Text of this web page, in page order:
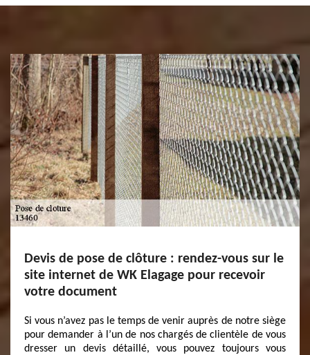
Devis de pose de clôture : rendez-vous sur le
site internet de WK Elagage pour recevoir
votre document
Si vous n’avez pas le temps de venir auprès de notre siège
pour demander à l’un de nos chargés de clientèle de vous
dresser un devis détaillé, vous pouvez toujours vous